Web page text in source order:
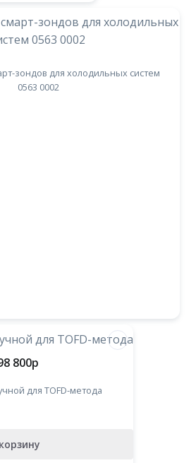
зондов для холодильных систем
0563 0002
800p
для TOFD-метода